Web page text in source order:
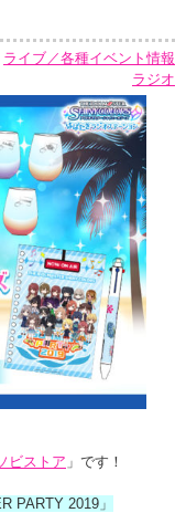
ライブ／各種イベント情報
ラジオ
ビストア 」です！
PARTY 2019」